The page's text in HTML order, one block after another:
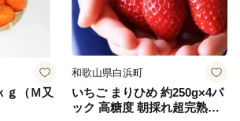
環境は世界的に見てもたいへん珍しい
串本町へ是非一度おこし下さい。
ｇ（Ｍ又
和歌山県白浜町
いちご まりひめ 約250g×4パ
ック 高糖度 朝採れ超完熟ま